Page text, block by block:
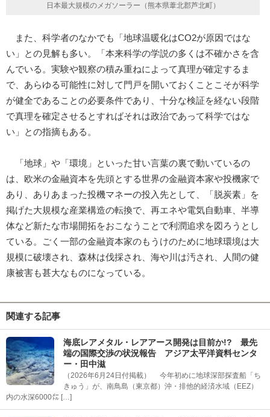
日本最大規模のメガソーラー（熊本県葦北郡芦北町）
また、科学者のなかでも「地球温暖化はCO2が原因ではな
い」との見解も多い。「本来科学の学説の多くは不確かさを含
んでいる。実験や観察の積み重ねによって真理が確定するま
で、あらゆる可能性に対して門戸を開いておくことこそが科学
が健全であることの必要条件であり、十分な検証を経ない段階
で真理を確定させるとすればそれは政治であって科学ではな
い」との指摘もある。
「地球」や「環境」といった甘い言葉の裏で動いているの
は、欧米の金融資本を先頭とする世界の金融資本家や投機家で
あり、ありあまった投機マネーの投入先として、「脱炭素」を
掲げた大規模な産業構造の転換で、再エネや電気自動車、半導
体など新たな市場開拓をおこなうことで利潤追求を図ろうとし
ている。ごく一部の金融資本家のもうけのために地球環境は大
規模に破壊され、森林は伐採され、海や川は汚され、人間の健
康被害も甚大なものになっている。
関連する記事
海底レアメタル・レアアース開発は目前か!? 最先
端の国際交渉の状況報告 アジア太平洋資料センタ
ー・田中滋
（2026年6月24日付掲載） 今年初めに地球深部探査船「ち
きゅう」が、南鳥島（東京都）沖・排他的経済水域（EEZ）
内の水深6000㍍ […]